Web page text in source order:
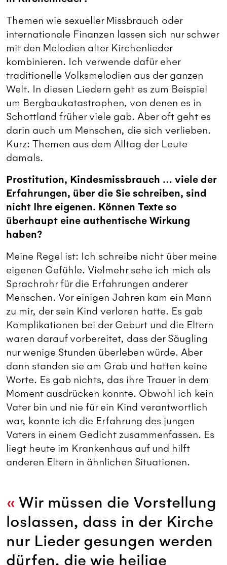
Themen wie sexueller Missbrauch oder
internationale Finanzen lassen sich nur schwer
mit den Melodien alter Kirchenlieder
kombinieren. Ich verwende dafür eher
traditionelle Volksmelodien aus der ganzen
Welt. In diesen Liedern geht es zum Beispiel
um Bergbaukatastrophen, von denen es in
Schottland früher viele gab. Aber oft geht es
darin auch um Menschen, die sich verlieben.
Kurz: Themen aus dem Alltag der Leute
damals.
Prostitution, Kindesmissbrauch … viele der
Erfahrungen, über die Sie schreiben, sind
nicht Ihre eigenen. Können Texte so
überhaupt eine authentische Wirkung
haben?
Meine Regel ist: Ich schreibe nicht über meine
eigenen Gefühle. Vielmehr sehe ich mich als
Sprachrohr für die Erfahrungen anderer
Menschen. Vor einigen Jahren kam ein Mann
zu mir, der sein Kind verloren hatte. Es gab
Komplikationen bei der Geburt und die Eltern
waren darauf vorbereitet, dass der Säugling
nur wenige Stunden überleben würde. Aber
dann standen sie am Grab und hatten keine
Worte. Es gab nichts, das ihre Trauer in dem
Moment ausdrücken konnte. Obwohl ich kein
Vater bin und nie für ein Kind verantwortlich
war, konnte ich die Erfahrung des jungen
Vaters in einem Gedicht zusammenfassen. Es
liegt heute im Krankenhaus auf und hilft
anderen Eltern in ähnlichen Situationen.
Wir müssen die Vorstellung
loslassen, dass in der Kirche
nur Lieder gesungen werden
dürfen, die wie heilige